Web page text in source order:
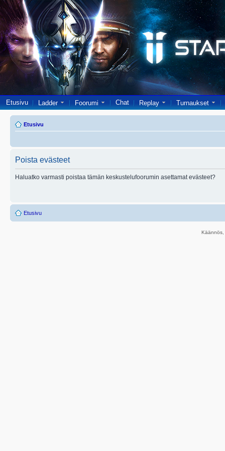
Etusivu Ladder Foorumi Chat Replay Turnaukset
Etusivu
Poista evästeet
Haluatko varmasti poistaa tämän keskustelufoorumin asettamat evästeet?
Etusivu